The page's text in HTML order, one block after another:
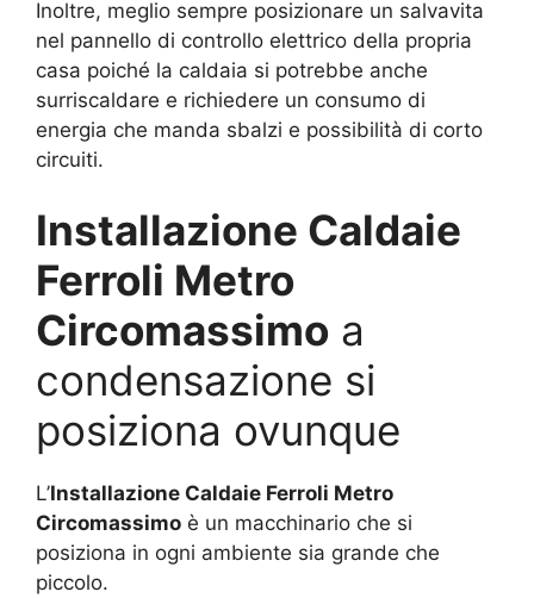
Inoltre, meglio sempre posizionare un salvavita
nel pannello di controllo elettrico della propria
casa poiché la caldaia si potrebbe anche
surriscaldare e richiedere un consumo di
energia che manda sbalzi e possibilità di corto
circuiti.
Installazione Caldaie
Ferroli Metro
Circomassimo a
condensazione si
posiziona ovunque
L’Installazione Caldaie Ferroli Metro
Circomassimo è un macchinario che si
posiziona in ogni ambiente sia grande che
piccolo.